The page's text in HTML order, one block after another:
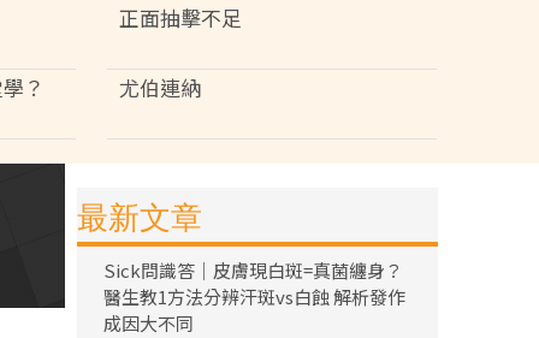
正面抽擊不足
？ 尤伯連納
最新文章
Sick問識答｜皮膚現白斑=真菌纏身？
醫生教1方法分辨汗斑vs白蝕 解析發作
成因大不同